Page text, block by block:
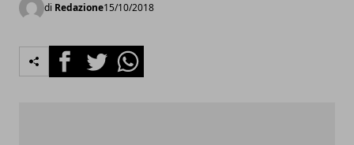
di Redazione15/10/2018
FacebookTwitterWhatsapp